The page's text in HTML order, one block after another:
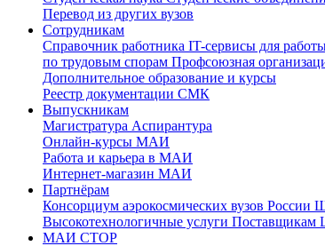
Перевод из других вузов
Сотрудникам
Cправочник работника IT-сервисы для
по трудовым спорам Профсоюзная
Дополнительное образование и курсы
Реестр документации СМК
Выпускникам
Магистратура Аспирантура
Онлайн-курсы МАИ
Работа и карьера в МАИ
Интернет-магазин МАИ
Партнёрам
Консорциум аэрокосмических вузов России
Высокотехнологичные услуги Поставщикам
МАИ СТОР